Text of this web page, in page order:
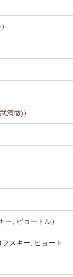
満徹)）
ー, ピョートル）
スキー, ピョート